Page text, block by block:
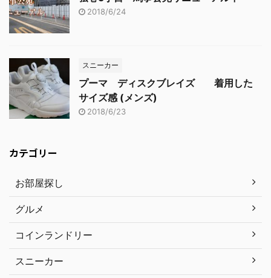
2018/6/24
スニーカー
プーマ ディスクブレイズ 着用した
サイズ感 (メンズ)
2018/6/23
カテゴリー
お部屋探し
グルメ
コインランドリー
スニーカー